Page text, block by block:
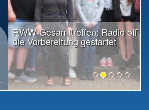
Radio offiziell in
gestartet
weiter lesen...